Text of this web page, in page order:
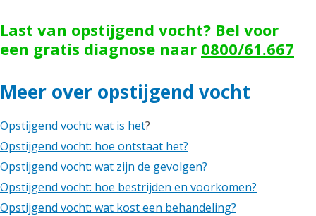
Last van opstijgend vocht? Bel voor
een gratis diagnose naar 0800/61.667
Meer over opstijgend vocht
Opstijgend vocht: wat is het?
Opstijgend vocht: hoe ontstaat het?
Opstijgend vocht: wat zijn de gevolgen?
Opstijgend vocht: hoe bestrijden en voorkomen?
Opstijgend vocht: wat kost een behandeling?